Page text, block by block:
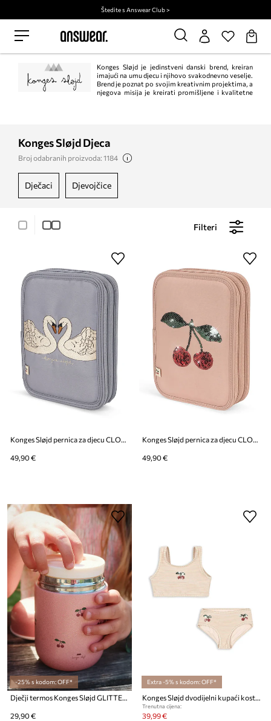
Štedite s Answear Club >
Konges Sløjd je jedinstveni danski brend, kreiran
imajući na umu djecu i njihovo svakodnevno veselje.
Brend je poznat po svojim kreativnim projektima, a
njegova misija je kreirati promišljene i kvalitetne
Konges Sløjd Djeca
Broj odabranih proizvoda: 1184
dječaci djevojčice
Filteri
Konges Sløjd pernica za djecu CLOVER PENCIL CASE
49,90 €
Konges Sløjd pernica za djecu CLOVER PENCIL CASE
49,90 €
-25% s kodom: OFF*
Dječji termos Konges Sløjd GLITTER THERMO FOOD JAR
29,90 €
Extra -5% s kodom: OFF*
Konges Sløjd dvodijelni kupaći kostim za djecu JADE SWIM BIKINI
Trenutna cijena:
39,99 €